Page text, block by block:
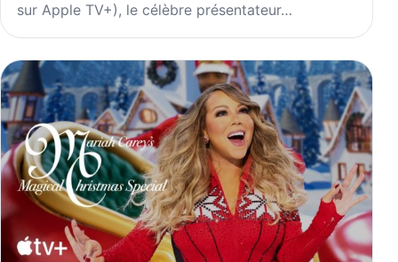
sur Apple TV+), le célèbre présentateur…